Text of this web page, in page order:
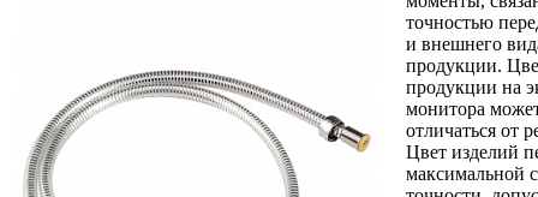
точностью
и внешнего
продукции.
продукции на
монитора
отличаться от
Цвет изделий
максимальной